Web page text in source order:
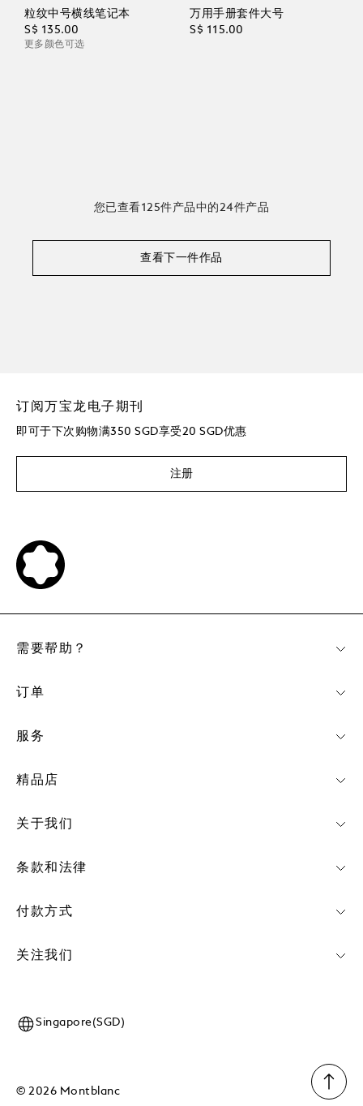
粒纹中号横线笔记本
S$ 135.00
更多颜色可选
万用手册套件大号
S$ 115.00
您已查看125件产品中的24件产品
查看下一件作品
订阅万宝龙电子期刊
即可于下次购物满350 SGD享受20 SGD优惠
注册
付款方式
关注我们
需要帮助？
订单
服务
精品店
关于我们
条款和法律
© 2026 Montblanc
Singapore(SGD)